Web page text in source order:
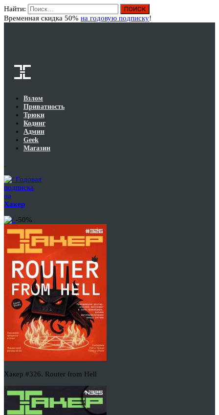
Найти:
Временная скидка 50% на годовую подписку!
Взлом
Приватность
Трюки
Кодинг
Админ
Geek
Магазин
Годовая
подписка
на
Хакер
-50%
Хакер #326. Router from Hell